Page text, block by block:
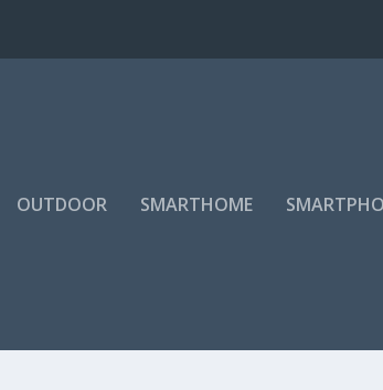
OUTDOOR SMARTHOME